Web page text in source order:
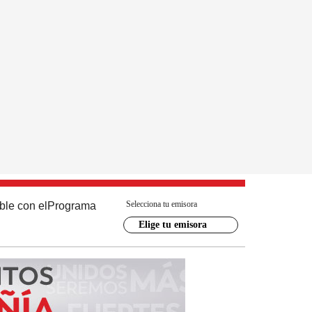
con el Programa Selecciona tu emisora
Elige tu emisora